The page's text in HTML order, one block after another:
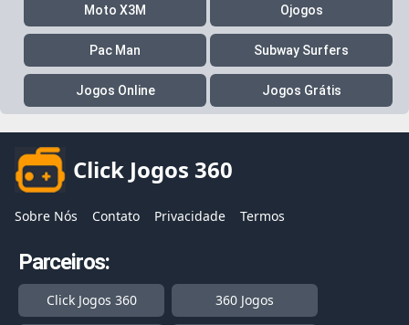
Moto X3M Ojogos
Pac Man Subway Surfers
Jogos Online Jogos Grátis
Click Jogos 360
Sobre Nós Contato Privacidade Termos
Parceiros:
Click Jogos 360 360 Jogos